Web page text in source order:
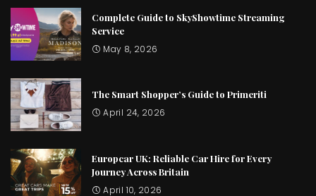
Complete Guide to SkyShowtime Streaming
Service
May 8, 2026
The Smart Shopper’s Guide to Primeriti
April 24, 2026
Europcar UK: Reliable Car Hire for Every
Journey Across Britain
April 10, 2026